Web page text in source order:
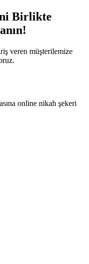
Birlikte
veren müşterilemize
online nikah şekeri